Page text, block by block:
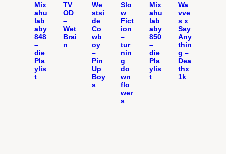
Mix
ahu
lab
aby
848
–
die
Pla
ylis
t
TV
OD
–
Wet
Brai
n
We
stsi
de
Co
wb
oy
–
Pin
Up
Boy
s
Slo
w
Fict
ion
–
tur
nin
g
do
wn
flo
wer
s
Mix
ahu
lab
aby
850
–
die
Pla
ylis
t
Wa
vve
s x
Say
Any
thin
g –
Dea
thx
1k